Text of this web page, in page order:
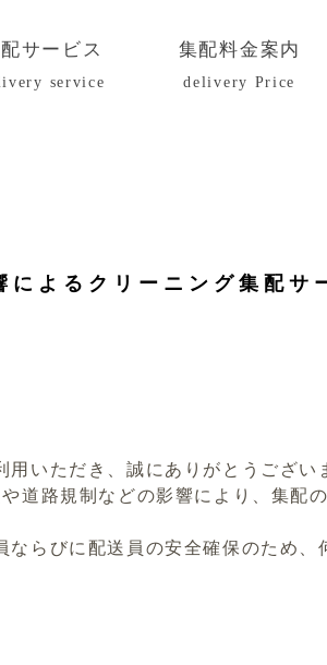
サービス
service
集配料金案内
delivery Price
によるクリーニング集配サ
いただき、誠にありがとうござい
道路規制などの影響により、集配
らびに配送員の安全確保のため